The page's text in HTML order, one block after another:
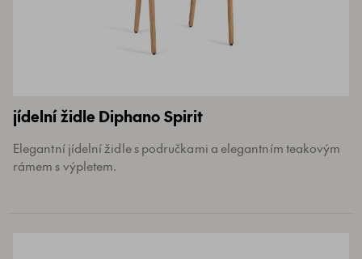
jídelní židle Diphano Spirit
Elegantní jídelní židle s područkami a elegantním teakovým
rámem s výpletem.